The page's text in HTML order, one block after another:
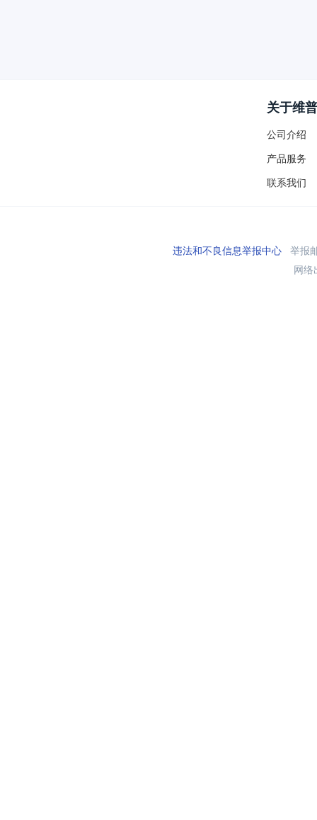
关于维普
公司介绍
产品服务
联系我们
违法和不良信息举报中心举报
网